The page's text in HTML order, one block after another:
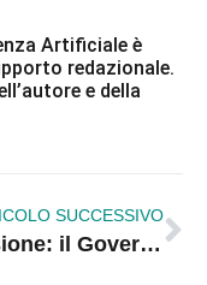
Artificiale è
redazionale.
e della
SUCCESSIVO
Fusione: il Governo strizza l'occhio a Corigliano-Rossano